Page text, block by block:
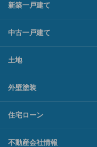
新築一戸建て
中古一戸建て
土地
外壁塗装
住宅ローン
不動産会社情報